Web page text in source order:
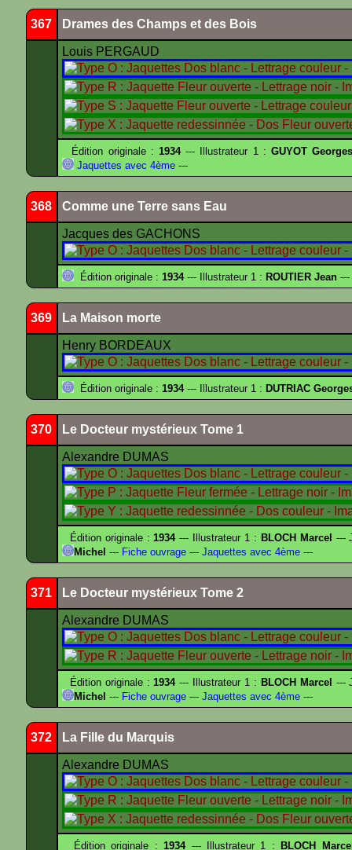
367 Drames des Champs et des Bois
Louis PERGAUD
Édition originale : 1934--- Illustrateur 1 : GUYOT
Jaquettes avec 4ème ---
368 Comme une Terre sans Eau
Jacques des GACHONS
Édition originale : 1934--- Illustrateur 1 : ROUTIER Jean ---
369 La Maison morte
Henry BORDEAUX
Édition originale : 1934--- Illustrateur 1 : DUTRIAC
370 Le Docteur mystérieux Tome 1
Alexandre DUMAS
Édition originale :1934--- Illustrateur 1 : BLOCH Marcel ---
Michel --- Fiche ouvrage --- Jaquettes avec 4ème ---
371 Le Docteur mystérieux Tome 2
Alexandre DUMAS
Édition originale :1934--- Illustrateur 1 : BLOCH Marcel ---
Michel --- Fiche ouvrage --- Jaquettes avec 4ème ---
372 La Fille du Marquis
Alexandre DUMAS
Édition originale :1934--- Illustrateur 1 :
BLOCH